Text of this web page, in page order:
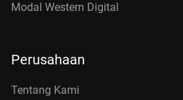
Modal Western Digital
Perusahaan
Tentang Kami